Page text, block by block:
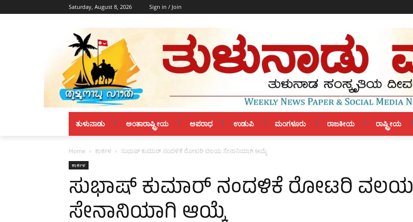
Saturday, August 8, 2026 Sign in / Join
ತುಳುನಾಡು ಅಂತಾರಾಷ್ಟ್ರೀಯ ಅಪರಾಧ ಉಡುಪಿ ಮಂಗಳೂರು ರಾಜಕೀಯ ರಾಷ್ಟ್ರೀಯ
Home ಕಾರ್ಕಳ ಸುಭಾಷ್ ಕುಮಾರ್ ನಂದಳಿಕೆ ರೋಟರಿ ವಲಯ ಸೇನಾನಿಯಾಗಿ ಆಯ್ಕೆ
ಕಾರ್ಕಳ
ಸುಭಾಷ್ ಕುಮಾರ್ ನಂದಳಿಕೆ ರೋಟರಿ ವಲಯ
ಸೇನಾನಿಯಾಗಿ ಆಯ್ಕೆ